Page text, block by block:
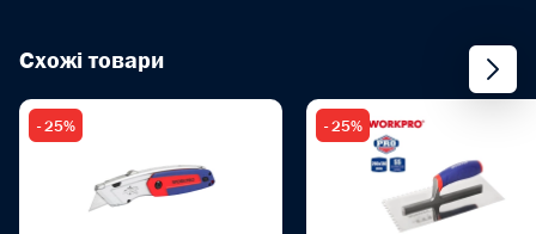
Схожі товари
- 25% - 25%